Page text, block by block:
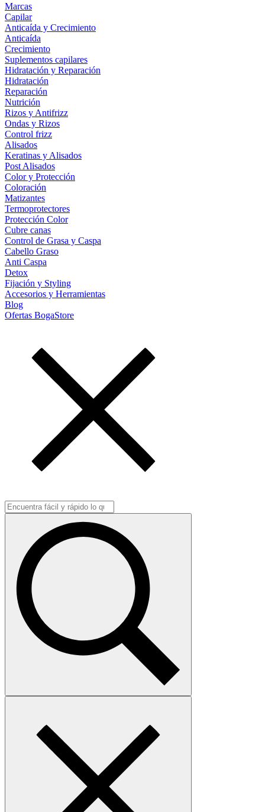
Marcas
Capilar
Anticaída y Crecimiento
Anticaída
Crecimiento
Suplementos capilares
Hidratación y Reparación
Hidratación
Reparación
Nutrición
Rizos y Antifrizz
Ondas y Rizos
Control frizz
Alisados
Keratinas y Alisados
Post Alisados
Color y Protección
Coloración
Matizantes
Termoprotectores
Protección Color
Cubre canas
Control de Grasa y Caspa
Cabello Graso
Anti Caspa
Detox
Fijación y Styling
Accesorios y Herramientas
Blog
Ofertas BogaStore